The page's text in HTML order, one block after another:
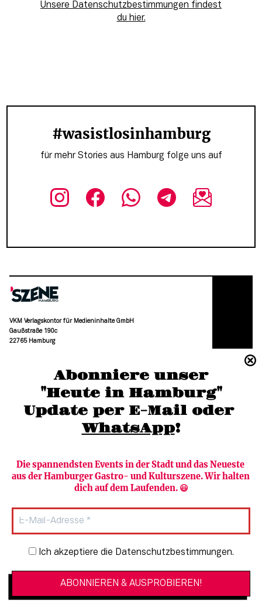
Abonniere unser
"Heute in Hamburg"
Update per E-Mail oder
WhatsApp!
Die spannendsten Events in der Stadt und das Neueste
aus der Hamburger Gastro- und Kulturszene. Wir halten
dich auf dem Laufenden. 😃
Newsletter-Anmeldung
Ich akzeptiere die Datenschutzbestimmungen.
Unsere Datenschutzbestimmungen findest
du hier.
#wasistlosinhamburg
für mehr Stories aus Hamburg folge uns auf
VKM Verlagskontor für Medieninhalte GmbH
Gaußstraße 190c
22765 Hamburg
moc.grubmah-enezs@ofni
Newsletter abonnieren
HAMBURG PUR
Verlag